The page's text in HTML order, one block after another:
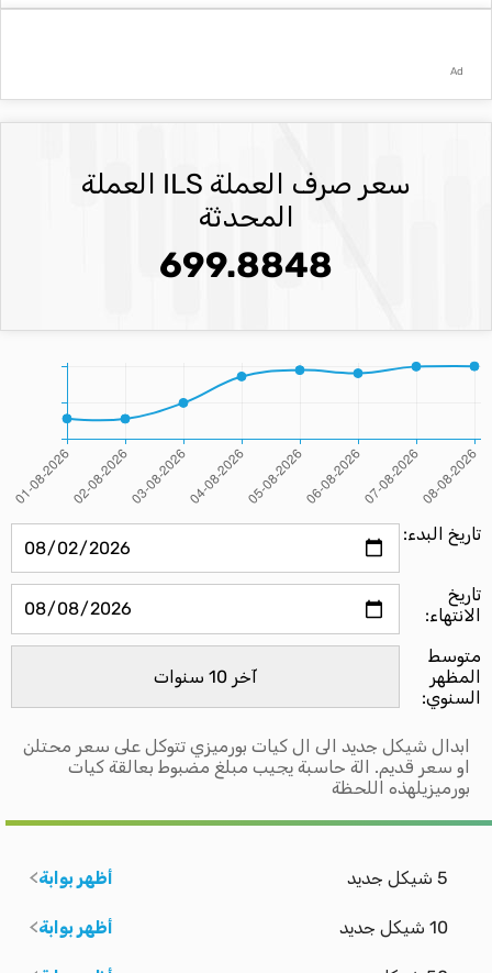
Ad
سعر صرف العملة ILS العملة
المحدثة
699.8848
تاريخ البدء:
تاريخ
الانتهاء:
متوسط ​​
المظهر
السنوي:
ابدال شيكل جديد الى ال كيات بورميزي تتوكل على سعر محتلن
او سعر قديم. الة حاسبة يجيب مبلغ مضبوط بعالقة كيات
بورميزيلهذه اللحظة
5 شيكل جديد أظهر بوابة
10 شيكل جديد أظهر بوابة